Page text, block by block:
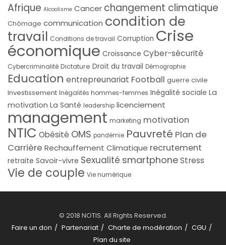
Afrique Alcoolisme Cancer changement climatique
Chômage communication condition de
travail Conditions de travail Corruption Crise
économique Croissance Cyber-sécurité
Cybercriminalité Dictature Droit du travail Démographie
Education entrepreunariat Football guerre civile
Investissement Inégalités hommes-femmes Inégalité sociale La
motivation La Santé leadership licenciement
management marketing motivation
NTIC Obésité OMS pandémie Pauvreté Plan de
Carrière Rechauffement Climatique recrutement
retraite Savoir-vivre Sexualité smartphoneStress
Vie de couple Vie numérique
© 2018 NOTIS. All Rights Reserved.
Faire un don
Partenariat Charte de modération
CGU
Plan du site